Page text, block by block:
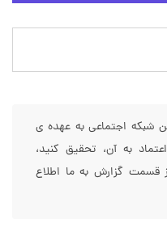
شبکه اجتماعی به عهده ی
به آن، تحقیق کنید،
گزارش به ما اطلاع